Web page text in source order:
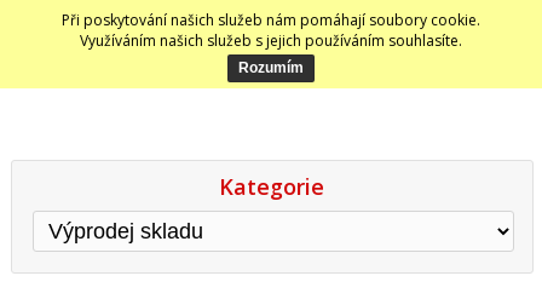
Při poskytování našich služeb nám pomáhají soubory cookie.
Využíváním našich služeb s jejich používáním souhlasíte.
Kategorie